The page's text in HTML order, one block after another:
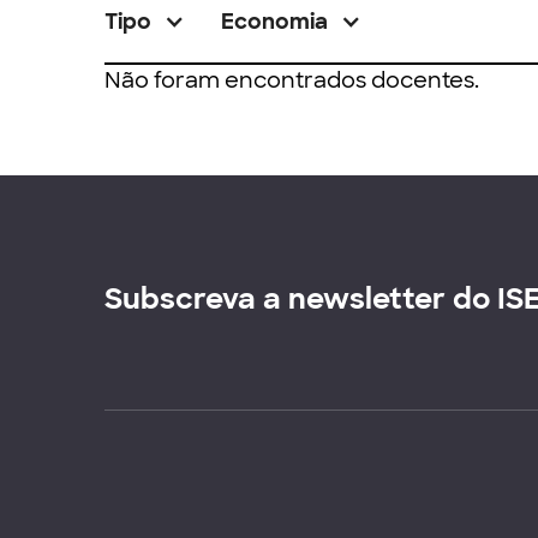
Tipo Economia
Não foram encontrados docentes.
Subscreva a newsletter do